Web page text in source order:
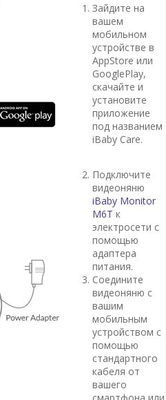
Зайдите на
вашем
мобильном
устройстве в
AppStore или
GooglePlay,
скачайте и
установите
приложение
под названием
iBaby Care.
Подключите
видеоняню
iBaby Monitor
M6T к
электросети с
помощью
адаптера
питания.
Соедините
видеоняню с
вашим
мобильным
устройством с
помощью
стандартного
кабеля от
вашего